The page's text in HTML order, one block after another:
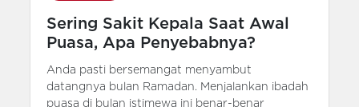
Sering Sakit Kepala Saat Awal
Puasa, Apa Penyebabnya?
Anda pasti bersemangat menyambut
datangnya bulan Ramadan. Menjalankan ibadah
puasa di bulan istimewa ini benar-benar